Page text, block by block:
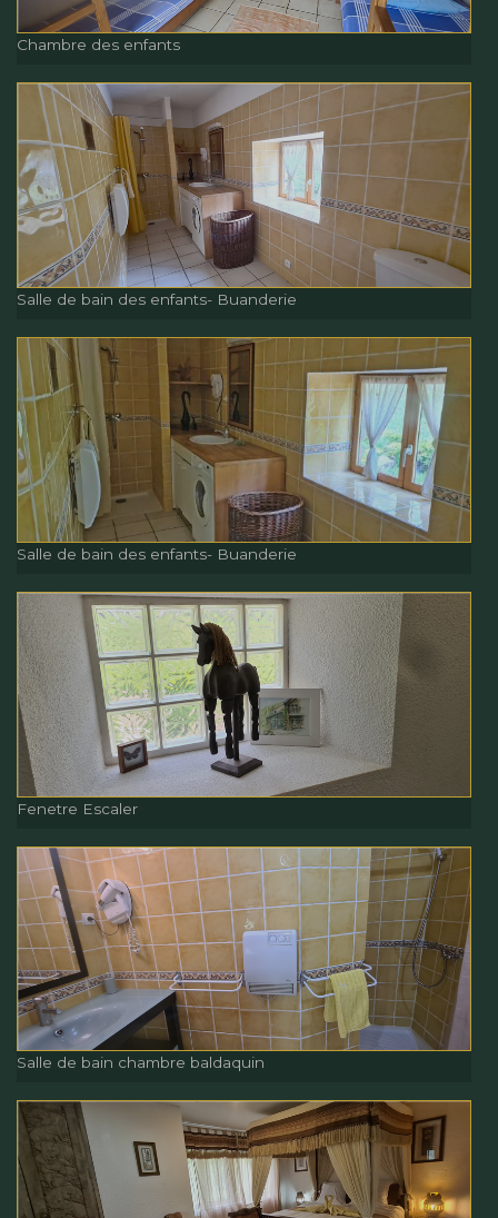
Chambre des enfants
Chambre des enfants
Salle de bain des enfants- Buanderie
Salle de bain des enfants-
Buanderie
Salle de bain des enfants- Buanderie
Salle de bain des enfants-
Buanderie
Fenetre Escaler
Fenetre Escaler
Salle de bain chambre baldaquin
Salle de bain chambre